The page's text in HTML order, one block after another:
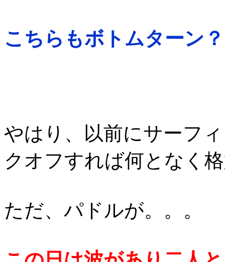
こちらもボトムターン
やはり、以前にサーフ
クオフすれば何となく
ただ、パドルが。。。